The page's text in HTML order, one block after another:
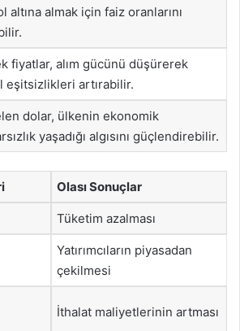
altına almak için faiz oranlarını
fiyatlar, alım gücünü düşürerek
eşitsizlikleri artırabilir.
dolar, ülkenin ekonomik
yaşadığı algısını güçlendirebilir.
Olası Sonuçlar
Tüketim azalması
Yatırımcıların piyasadan
çekilmesi
İthalat maliyetlerinin artması